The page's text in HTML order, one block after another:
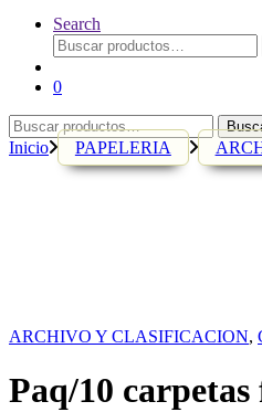
Search
Buscar
por:
0
Buscar
por:
Inicio PAPELERIA
ARCHIVO Y CLASIFICACION,
Paq/10